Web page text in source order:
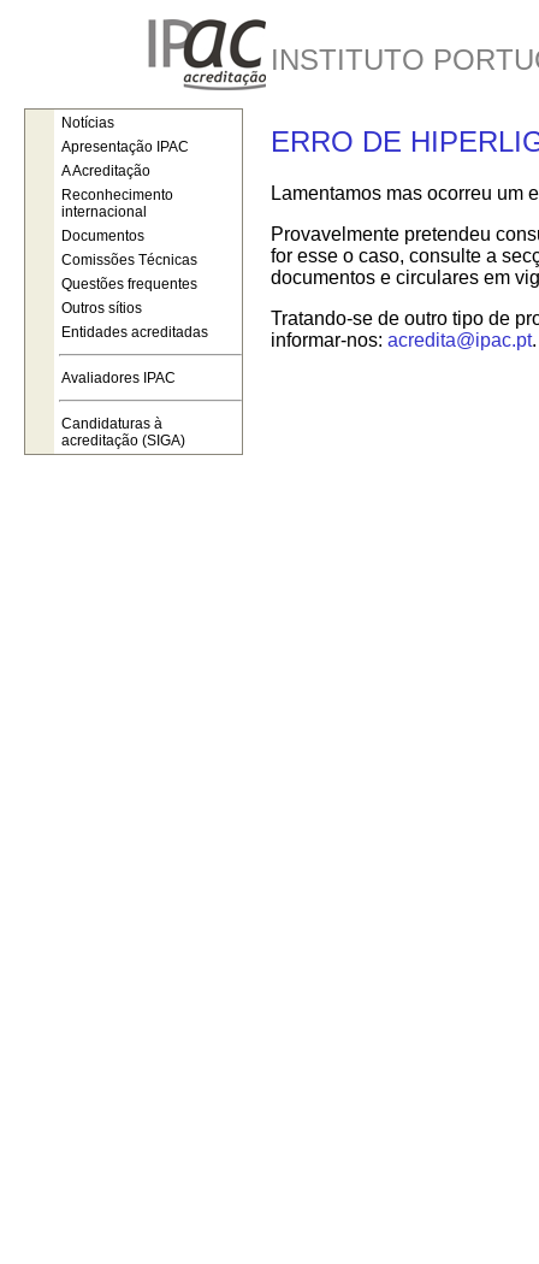
INSTITUTO
ERRO DE
Lamentamos mas ocorreu um
Provavelmente pretendeu
for esse o caso, consulte a
documentos e circulares em
Tratando-se de outro tipo de
informar-nos: acredita@ipac.pt.
Notícias
Apresentação IPAC
A Acreditação
Reconhecimento
internacional
Documentos
Comissões Técnicas
Questões frequentes
Outros sítios
Entidades acreditadas
Avaliadores IPAC
Candidaturas à
acreditação (SIGA)